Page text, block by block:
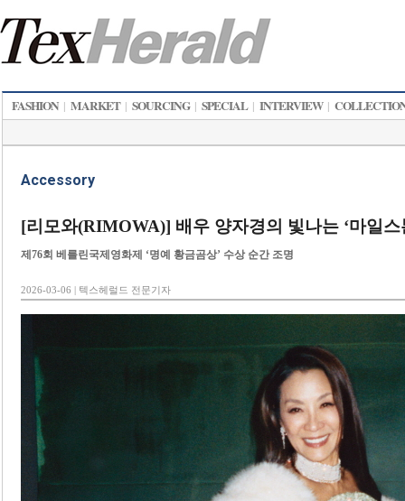
FASHION | MARKET | SOURCING | SPECIAL | INTERVIEW |
Accessory
[리모와(RIMOWA)] 배우 양자경의 빛나는 ‘마일스
제76회 베를린국제영화제 ‘명예 황금곰상’ 수상 순간 조명
2026-03-06 | 텍스헤럴드 전문기자